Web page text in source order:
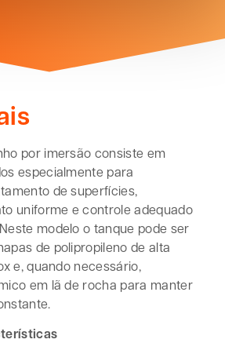
por imersão consiste em
especialmente para
de superfícies,
uniforme e controle adequado
modelo o tanque pode ser
de polipropileno de alta
e, quando necessário,
em lã de rocha para manter